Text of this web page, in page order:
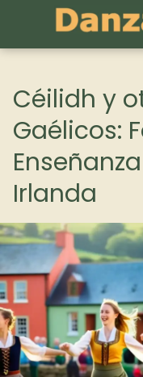
Céilidh y
Gaélicos:
Irlanda